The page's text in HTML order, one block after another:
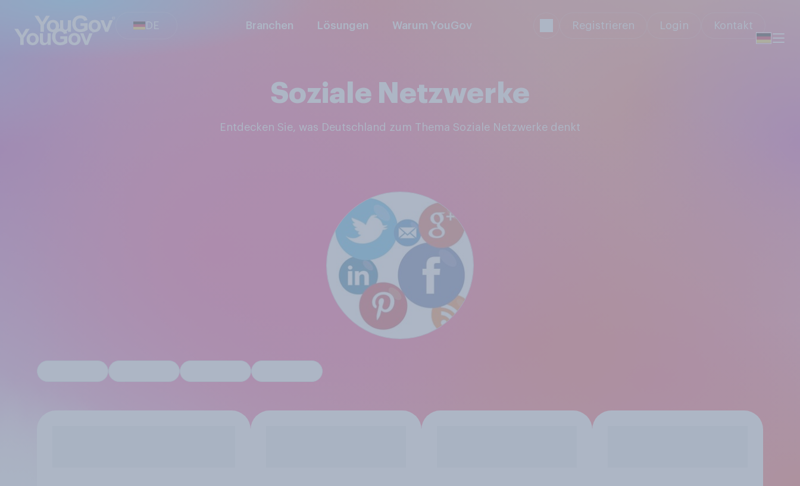
DE Branchen Lösungen Warum YouGov Registrieren Login Kontakt
Soziale Netzwerke
Entdecken Sie, was Deutschland zum Thema Soziale Netzwerke denkt